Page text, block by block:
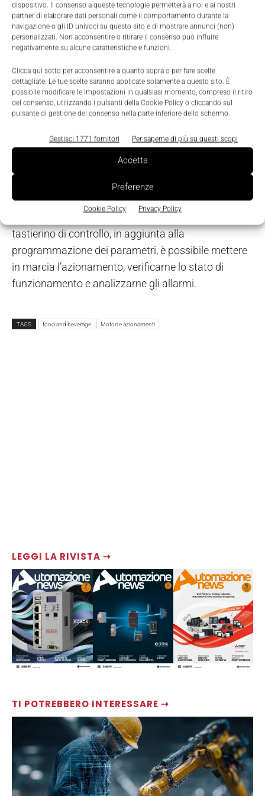
dispositivo. Il consenso a queste tecnologie permetterà a noi e ai nostri
partner di elaborare dati personali come il comportamento durante la
navigazione o gli ID univoci su questo sito e di mostrare annunci (non)
personalizzati. Non acconsentire o ritirare il consenso può influire
negativamente su alcune caratteristiche e funzioni.
Clicca qui sotto per acconsentire a quanto sopra o per fare scelte
dettagliate. Le tue scelte saranno applicate solamente a questo sito. È
possibile modificare le impostazioni in qualsiasi momento, compreso il ritiro
del consenso, utilizzando i pulsanti della Cookie Policy o cliccando sul
pulsante di gestione del consenso nella parte inferiore dello schermo.
Gestisci 1771 fornitori Per saperne di più su questi scopi
Accetta
Preferenze
Cookie Policy Privacy Policy
LEGGI LA RIVISTA ⇢
TI POTREBBERO INTERESSARE ⇢
connessione Ethernet per collegare tramite il
servoazionamento I/O distribuiti o altri dispositivi
sullo stesso bus di campo utilizzato dall’intero
sistema (EtherCat, Profinet Irt, Powerlink o Ethernet
IP). Sul servoazionamento sono a disposizione
tre ingressi analogici/digitali e un ingresso
encoder ausiliarioper l’utilizzo di un encoder
master o altre funzioni di sincronizzazione
necessarie all’applicazione. Il tastierino di controllo
dell’unità di alimentazione centrale è possibile
collegarlo anche localmente a ciascun
servoazionamento in fase di commissioning o
service qualora fosse necessario. Tramite il
tastierino di controllo, in aggiunta alla
programmazione dei parametri, è possibile mettere
in marcia l’azionamento, verificarne lo stato di
funzionamento e analizzarne gli allarmi.
TAGS food and beverage Motori e azionamenti